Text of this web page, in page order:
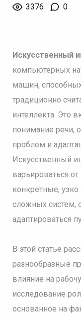
3376 0
Искусственный
компьютерных
машин,
традиционно
интеллекта. Это
понимание речи,
проблем и
Искусственный
варьироваться
конкретные,
сложных систем,
адаптироваться
В этой статье
разнообразные
влияние на
исследование
основанное на